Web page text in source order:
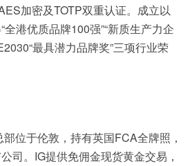
加密及TOTP双重认证。成立以
港优质品牌100强”“新质生产力企
最具潜力品牌奖”三项行业荣
位于伦敦，持有英国FCA全牌照，
司。IG提供免佣金现货黄金交易，